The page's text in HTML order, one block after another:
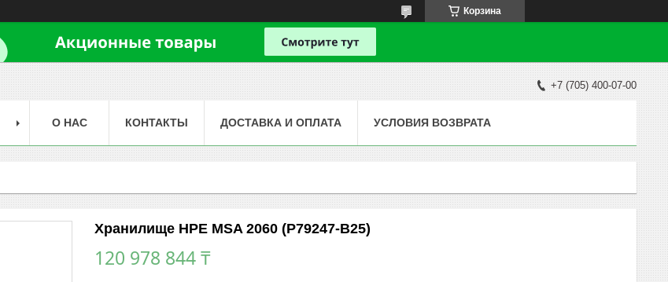
Корзина
+7 (705) 400-07-00
О НАС КОНТАКТЫ ДОСТАВКА И ОПЛАТА УСЛОВИЯ ВОЗВРАТА
Хранилище HPE MSA 2060 (P79247-B25)
120 978 844 ₸